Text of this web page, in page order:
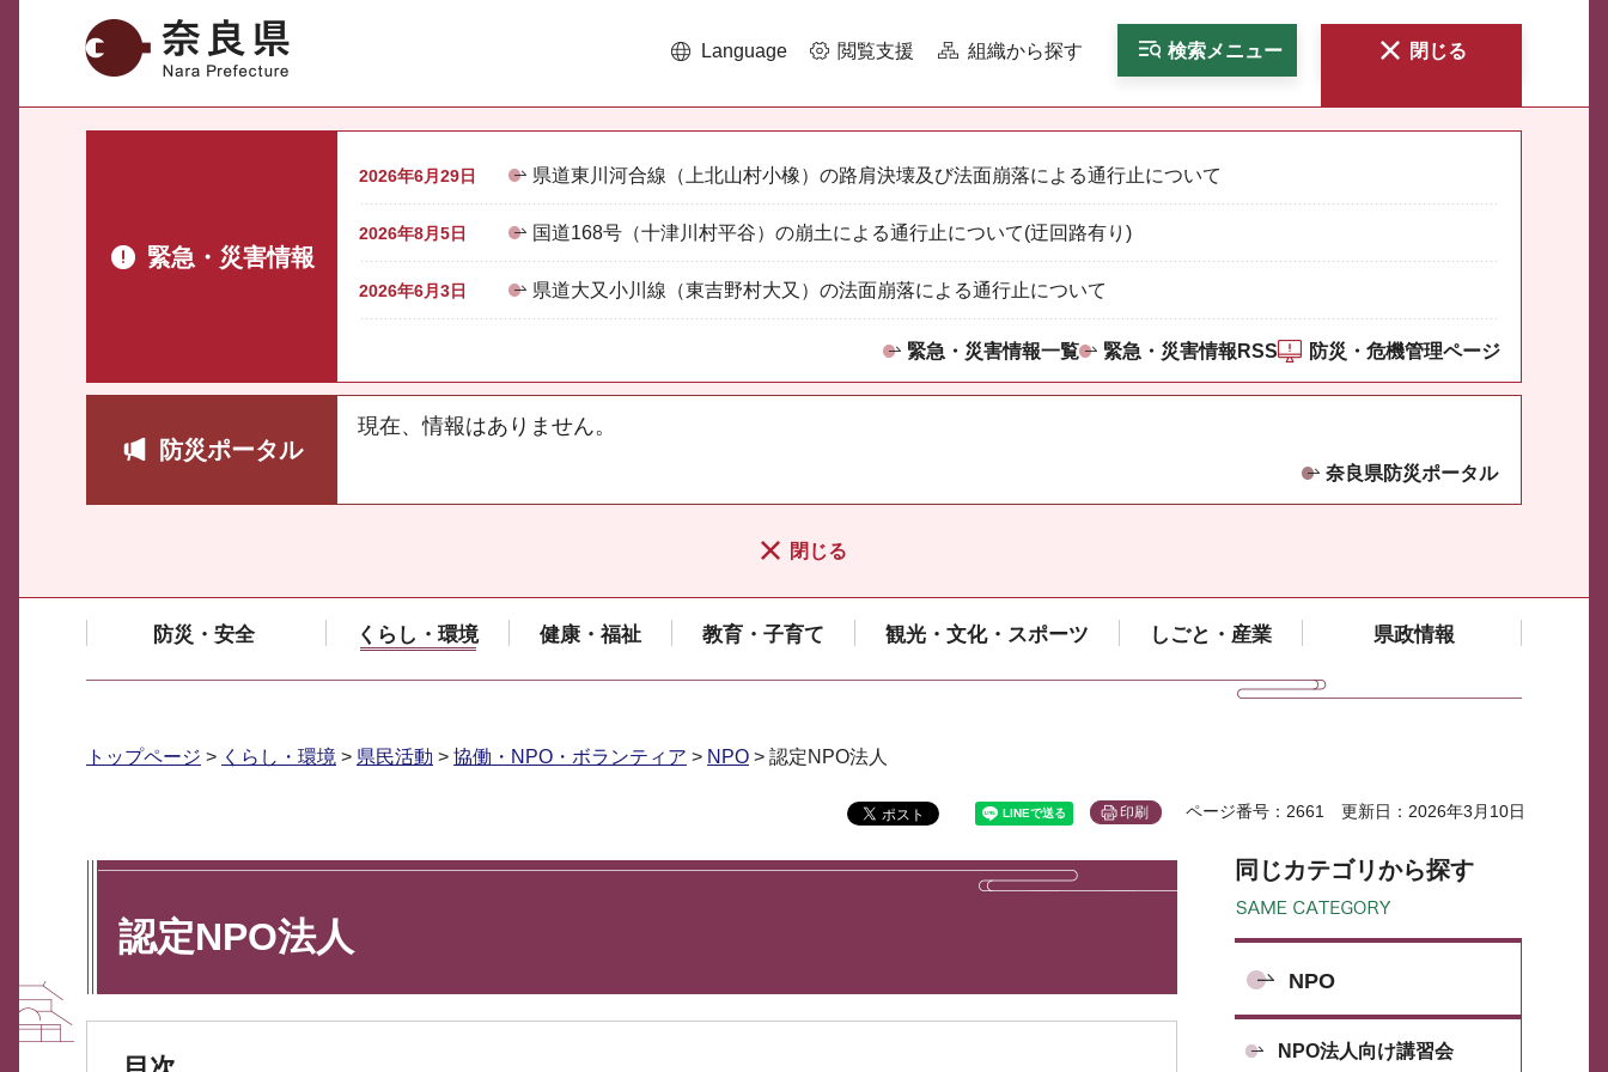
奈良県 Language 閲覧支援 組織から探す 検索メニュー 閉じる
緊急・災害情報
2026年6月29日 県道東川河合線（上北山村小橡）の路肩決壊及び法面崩落による通行止について
2026年8月5日 国道168号（十津川村平谷）の崩土による通行止について(迂回路有り)
2026年6月3日 県道大又小川線（東吉野村大又）の法面崩落による通行止について
緊急・災害情報一覧 緊急・災害情報RSS 防災・危機管理ページ
防災ポータル
現在、情報はありません。
奈良県防災ポータル
閉じる
防災・安全 くらし・環境 健康・福祉 教育・子育て 観光・文化・スポーツ しごと・産業 県政情報
トップページ > くらし・環境 > 県民活動 > 協働・NPO・ボランティア > NPO > 認定NPO法人
印刷 ページ番号：2661 更新日：2026年3月10日
認定NPO法人
同じカテゴリから探す
NPO
NPO法人向け講習会